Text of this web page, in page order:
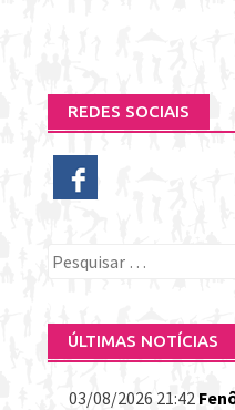
REDES SOCIAIS
Pesquisar
ÚLTIMAS NOTÍCIAS
03/08/2026 21:42